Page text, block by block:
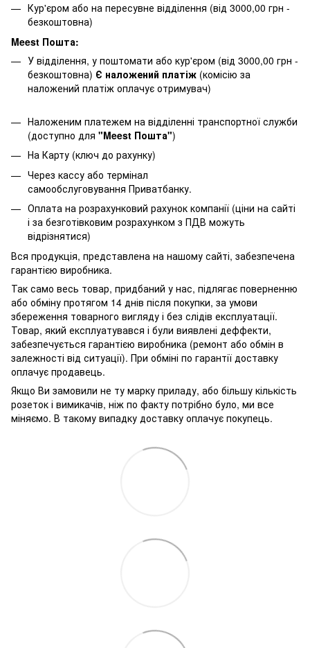
Кур'єром або на пересувне відділення (від 3000,00 грн -
безкоштовна)
Meest Пошта:
У відділення, у поштомати або кур'єром (від 3000,00 грн -
безкоштовна) Є наложений платіж (комісію за
наложений платіж оплачує отримувач)
Наложеним платежем на відділенні транспортної служби
(доступно для "Meest Пошта")
На Карту (ключ до рахунку)
Через кассу або термінал
самообслуговування Приватбанку.
Оплата на розрахунковий рахунок компанії (ціни на сайті
і за безготівковим розрахунком з ПДВ можуть
відрізнятися)
Вся продукція, представлена ​​на нашому сайті, забезпечена
гарантією виробника.
Так само весь товар, придбаний у нас, підлягає поверненню
або обміну протягом 14 днів після покупки, за умови
збереження товарного вигляду і без слідів експлуатації.
Товар, який експлуатувався і були виявлені деффекти,
забезпечується гарантією виробника (ремонт або обмін в
залежності від ситуації). При обміні по гарантії доставку
оплачує продавець.
Якщо Ви замовили не ту марку приладу, або більшу кількість
розеток і вимикачів, ніж по факту потрібно було, ми все
міняємо. В такому випадку доставку оплачує покупець.